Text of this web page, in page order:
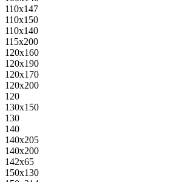
110х147
110х150
110х140
115х200
120х160
120х190
120х170
120х200
120
130х150
130
140
140х205
140х200
142х65
150х130